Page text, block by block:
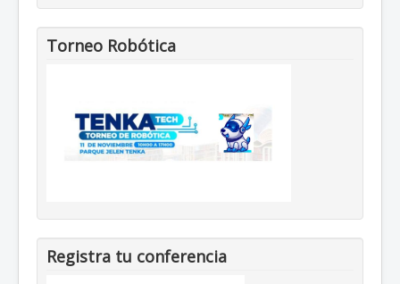
Torneo Robótica
Registra tu conferencia